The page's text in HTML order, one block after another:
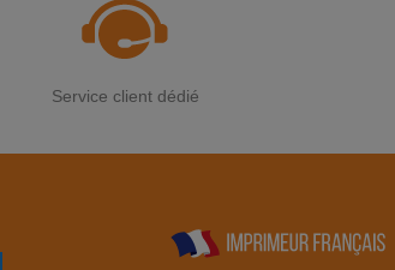
Service client dédié